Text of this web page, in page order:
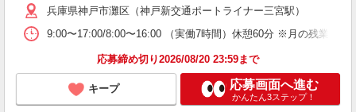
兵庫県神戸市灘区（神戸新交通ポートライナー三宮駅）
9:00〜17:00/8:00〜16:00 （実働7時間）休憩60分 ※月の残業目
応募締め切り2026/08/20 23:59まで
キープ 応募画面へ進む
かんたん3ステップ！